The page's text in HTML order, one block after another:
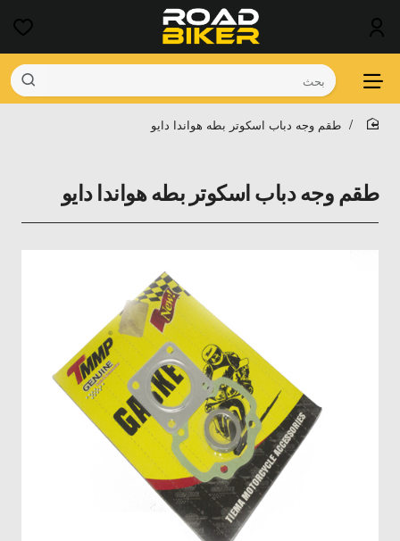
بحث
طقم وجه دباب اسكوتر بطه هواندا دايو
طقم وجه دباب اسكوتر بطه هواندا دايو